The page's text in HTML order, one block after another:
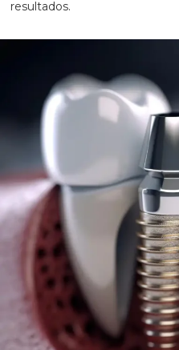
resultados.